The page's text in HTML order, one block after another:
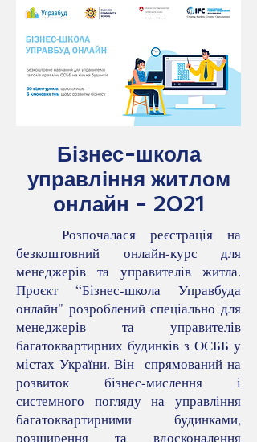
Бізнес-школа
управління житлом
онлайн - 2021
Розпочалася реєстрація на
безкоштовний онлайн-курс для
менеджерів та управителів житла.
Проєкт “Бізнес-школа Управбуда
онлайн" розроблений спеціально для
менеджерів та управителів
багатоквартирних будинків з ОСББ у
містах України. Він спрямований на
розвиток бізнес-мислення і
системного погляду на управління
багатоквартирними будинками,
розширення та вдосконалення